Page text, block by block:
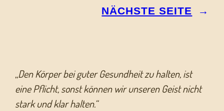
NÄCHSTE SEITE →
„Den Körper bei guter Gesundheit zu halten, ist
eine Pflicht, sonst können wir unseren Geist nicht
stark und klar halten.“